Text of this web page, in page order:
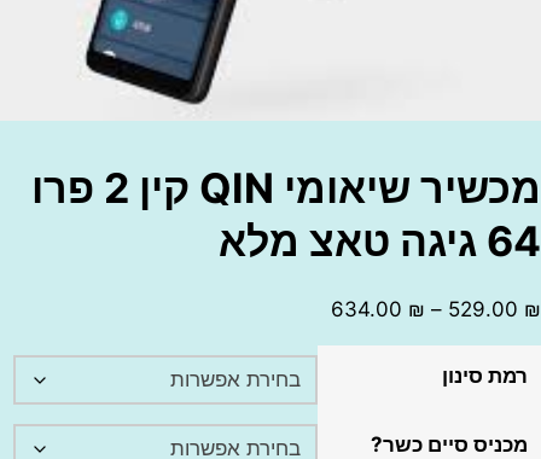
מכשיר שיאומי QIN קין 2 פרו
–
634.00 ₪
טווח
סינון
סיים כשר?